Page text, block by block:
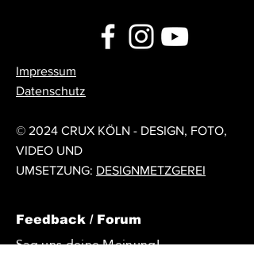
Impressum
Datenschutz
© 2024 CRUX KÖLN - DESIGN, FOTO,
VIDEO UND
UMSETZUNG: DESIGNMETZGEREI
Feedback / Forum
Sag uns deine Meinung!